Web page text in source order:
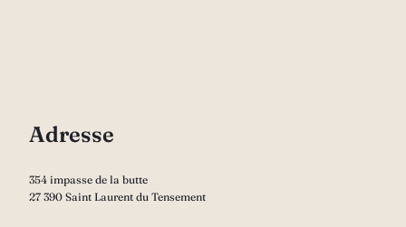
Adresse
354 impasse de la butte
27 390 Saint Laurent du Tensement